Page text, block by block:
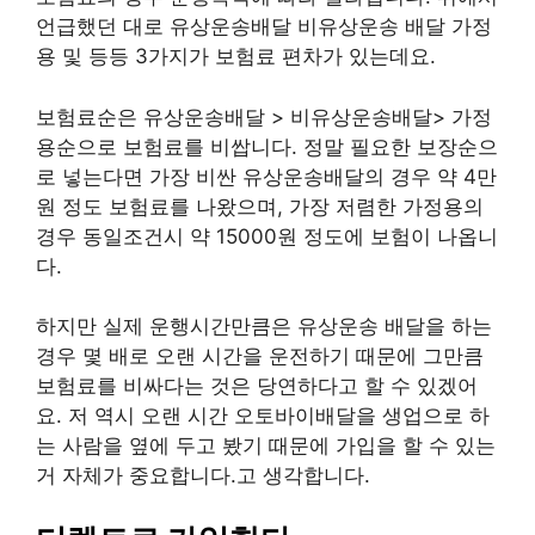
언급했던 대로 유상운송배달 비유상운송 배달 가정
용 및 등등 3가지가 보험료 편차가 있는데요.
보험료순은 유상운송배달 > 비유상운송배달> 가정
용순으로 보험료를 비쌉니다. 정말 필요한 보장순으
로 넣는다면 가장 비싼 유상운송배달의 경우 약 4만
원 정도 보험료를 나왔으며, 가장 저렴한 가정용의
경우 동일조건시 약 15000원 정도에 보험이 나옵니
다.
하지만 실제 운행시간만큼은 유상운송 배달을 하는
경우 몇 배로 오랜 시간을 운전하기 때문에 그만큼
보험료를 비싸다는 것은 당연하다고 할 수 있겠어
요. 저 역시 오랜 시간 오토바이배달을 생업으로 하
는 사람을 옆에 두고 봤기 때문에 가입을 할 수 있는
거 자체가 중요합니다.고 생각합니다.